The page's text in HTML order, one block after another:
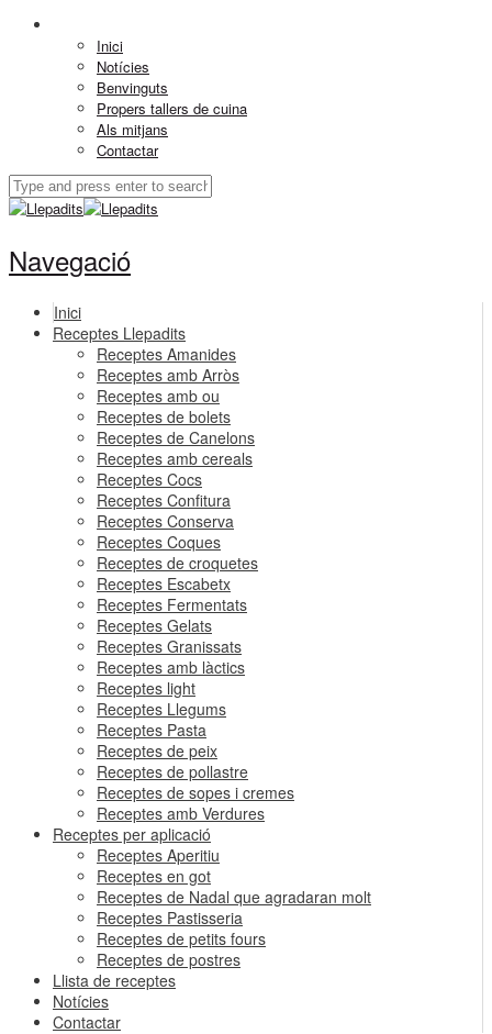
Inici
Notícies
Benvinguts
Propers tallers de cuina
Als mitjans
Contactar
Navegació
Inici
Receptes Llepadits
Receptes Amanides
Receptes amb Arròs
Receptes amb ou
Receptes de bolets
Receptes de Canelons
Receptes amb cereals
Receptes Cocs
Receptes Confitura
Receptes Conserva
Receptes Coques
Receptes de croquetes
Receptes Escabetx
Receptes Fermentats
Receptes Gelats
Receptes Granissats
Receptes amb làctics
Receptes light
Receptes Llegums
Receptes Pasta
Receptes de peix
Receptes de pollastre
Receptes de sopes i cremes
Receptes amb Verdures
Receptes per aplicació
Receptes Aperitiu
Receptes en got
Receptes de Nadal que agradaran molt
Receptes Pastisseria
Receptes de petits fours
Receptes de postres
Llista de receptes
Notícies
Contactar